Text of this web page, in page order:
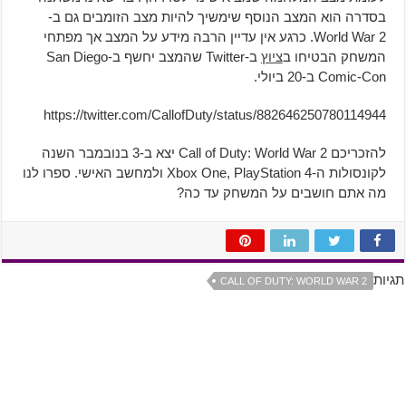
בסדרה הוא המצב הנוסף שימשיך להיות מצב הזומבים גם ב-
World War 2. כרגע אין עדיין הרבה מידע על המצב אך מפתחי
המשחק הבטיחו בציוץ
ב-Twitter שהמצב יחשף ב-San Diego
Comic-Con ב-20 ביולי.
https://twitter.com/CallofDuty/status/882646250780114944
להזכריכם Call of Duty: World War 2 יצא ב-3 בנובמבר השנה
לקונסולות ה-Xbox One, PlayStation 4 ולמחשב האישי. ספרו לנו
מה אתם חושבים על המשחק עד כה?
תגיות CALL OF DUTY: WORLD WAR 2